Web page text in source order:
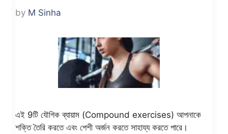
by M Sinha
এই 9টি যৌগিক ব্যায়াম (Compound exercises) আপনাকে
শক্তি তৈরি করতে এবং পেশী অর্জন করতে সাহায্য করতে পারে।